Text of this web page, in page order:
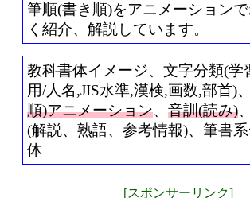
筆順(書き順)をアニメーション
く紹介、解説しています。
教科書体イメージ、文字分類(学
用/人名,JIS水準,漢検,画数,部首)、
順)アニメーション、 音訓(読み)
(解説、熟語、参考情報)、筆書
体
[スポンサーリンク]